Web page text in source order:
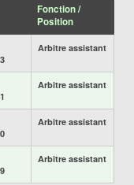
Fonction /
Position
Arbitre assistant
Arbitre assistant
Arbitre assistant
Arbitre assistant